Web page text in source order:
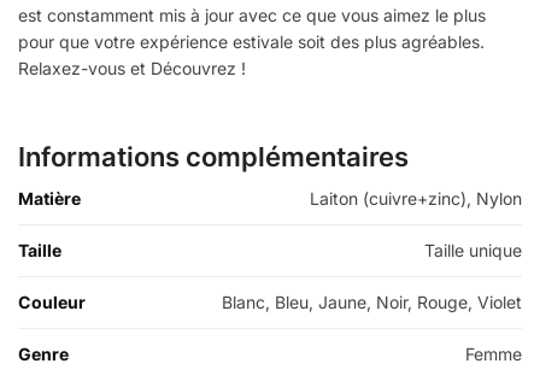
est constamment mis à jour avec ce que vous aimez le plus
pour que votre expérience estivale soit des plus agréables.
Relaxez-vous et Découvrez !
Informations complémentaires
Matière Laiton (cuivre+zinc), Nylon
Taille Taille unique
Couleur Blanc, Bleu, Jaune, Noir, Rouge, Violet
Genre Femme